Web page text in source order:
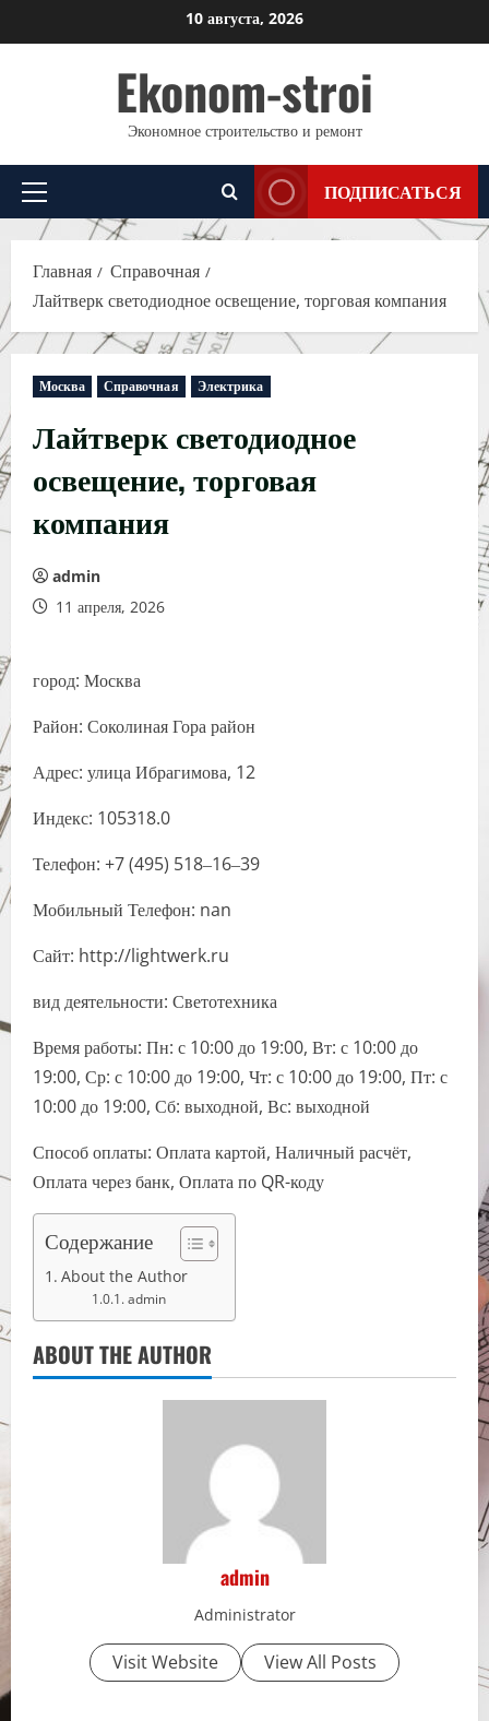
к
10 августа, 2026
Ekonom-stroi
Экономное строительство и ремонт
Основное
меню
ПОДПИСАТЬСЯ
Главная
Справочная
Лайтверк светодиодное освещение, торговая компания
Москва Справочная Электрика
Лайтверк светодиодное
освещение, торговая
компания
admin
11 апреля, 2026
город: Москва
Район: Соколиная Гора район
Адрес: улица Ибрагимова, 12
Индекс: 105318.0
Телефон: +7 (495) 518‒16‒39
Мобильный Телефон: nan
Сайт: http://lightwerk.ru
вид деятельности: Светотехника
Время работы: Пн: с 10:00 до 19:00, Вт: с 10:00 до
19:00, Ср: с 10:00 до 19:00, Чт: с 10:00 до 19:00, Пт: с
10:00 до 19:00, Сб: выходной, Вс: выходной
Способ оплаты: Оплата картой, Наличный расчёт,
Оплата через банк, Оплата по QR-коду
Содержание
About the Author
admin
ABOUT THE AUTHOR
admin
Administrator
Visit Website View All Posts